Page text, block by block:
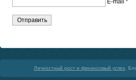
E-mail *
Личностный рост и финансовый успех .